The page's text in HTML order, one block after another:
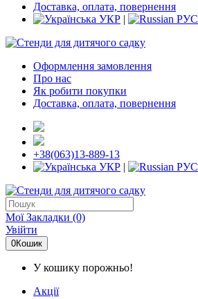
Доставка, оплата, повернення
УКР | РУС
Оформлення замовлення
Про нас
Як робити покупки
Доставка, оплата, повернення
+38(063)13-889-13
УКР | РУС
Мої Закладки (0)
Увійти
0Кошик
У кошику порожньо!
Акції